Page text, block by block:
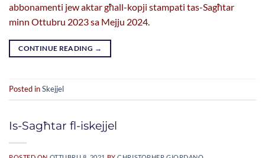
abbonamenti jew aktar għall-kopji stampati tas-Sagħtar
minn Ottubru 2023 sa Mejju 2024.
CONTINUE READING →
Posted inSkejjel
Is-Sagħtar fl-iskejjel